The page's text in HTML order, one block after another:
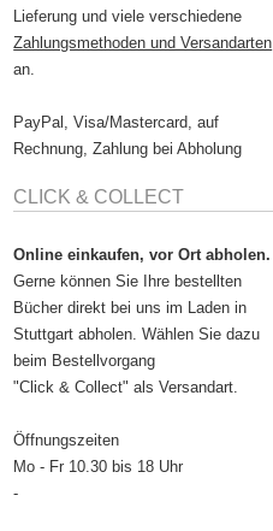
Lieferung und viele verschiedene
Zahlungsmethoden und Versandarten
an.
PayPal, Visa/Mastercard, auf
Rechnung, Zahlung bei Abholung
CLICK & COLLECT
Online einkaufen, vor Ort abholen.
Gerne können Sie Ihre bestellten
Bücher direkt bei uns im Laden in
Stuttgart abholen. Wählen Sie dazu
beim Bestellvorgang
"Click & Collect" als Versandart.
Öffnungszeiten
Mo - Fr 10.30 bis 18 Uhr
-